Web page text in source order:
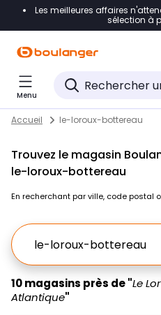
Accéder directement à la
Accéder directement au
Accéder directement au
Les meilleures affaires
sélection à
Menu
Skip to content
Return to Nav
Accueil le-loroux-bottereau
Trouvez le magasin
le-loroux-bottereau
En recherchant par ville, code postal
Ville, Region, Code
10 magasins près de "Le
Atlantique"